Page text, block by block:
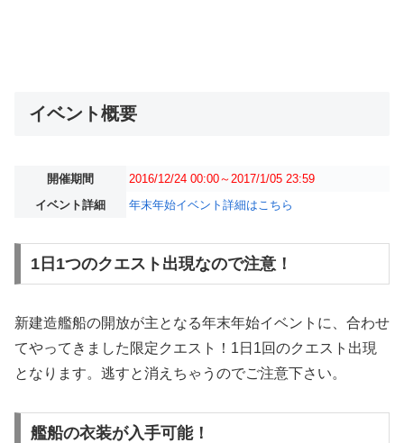
イベント概要
開催期間
2016/12/24 00:00～2017/1/05 23:59
イベント詳細
年末年始イベント詳細はこちら
1日1つのクエスト出現なので注意！
新建造艦船の開放が主となる年末年始イベントに、合わせ
てやってきました限定クエスト！1日1回のクエスト出現
となります。逃すと消えちゃうのでご注意下さい。
艦船の衣装が入手可能！